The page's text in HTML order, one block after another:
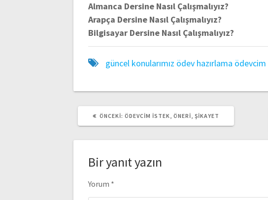
Almanca Dersine Nasıl Çalışmalıyız?
Arapça Dersine Nasıl Çalışmalıyız?
Bilgisayar Dersine Nasıl Çalışmalıyız?
güncel konularımız ödev hazırlama ödevcim
ÖNCEKI: ÖNCEKI
ÖDEVCIM İSTEK, ÖNERI, ŞIKAYET
Bir yanıt yazın
Yorum *